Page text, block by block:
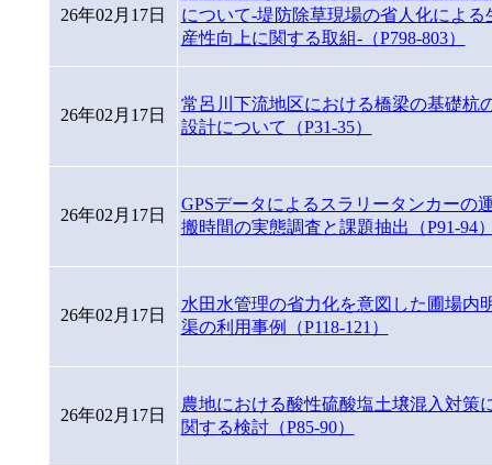
26年02月17日
について-堤防除草現場の省人化による
産性向上に関する取組-（P798-803）
26年02月17日
常呂川下流地区における橋梁の基礎杭
設計について（P31-35）
26年02月17日
GPSデータによるスラリータンカーの
搬時間の実態調査と課題抽出（P91-94
26年02月17日
水田水管理の省力化を意図した圃場内
渠の利用事例（P118-121）
26年02月17日
農地における酸性硫酸塩土壌混入対策
関する検討（P85-90）